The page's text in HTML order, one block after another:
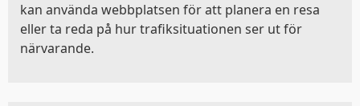
kan använda webbplatsen för att planera en resa
eller ta reda på hur trafiksituationen ser ut för
närvarande.